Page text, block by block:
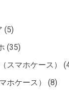
(5)
(35)
スマホケース）
ホケース）
(8)